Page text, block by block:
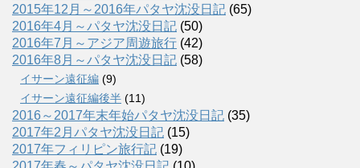
2015年12月～2016年パタヤ沈没日記 (65)
2016年4月～パタヤ沈没日記 (50)
2016年7月～アジア周遊旅行 (42)
2016年8月～パタヤ沈没日記 (58)
イサーン遠征編 (9)
イサーン遠征編後半 (11)
2016～2017年末年始パタヤ沈没日記 (35)
2017年2月パタヤ沈没日記 (15)
2017年フィリピン旅行記 (19)